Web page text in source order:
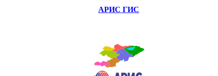
АРИС ГИС